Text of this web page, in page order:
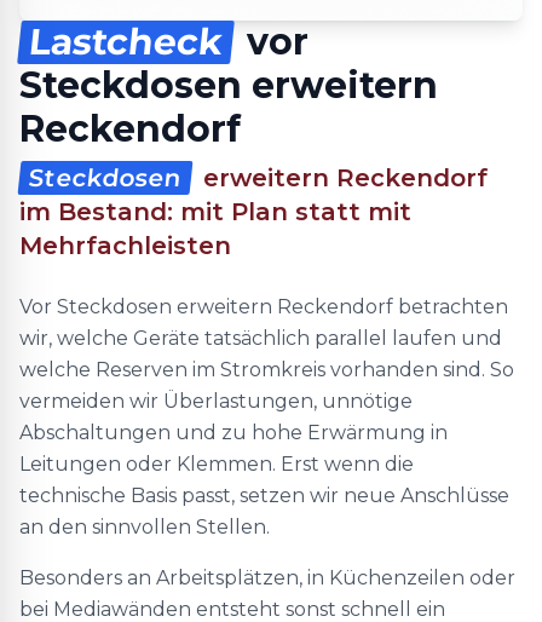
Lastcheck vor
Steckdosen erweitern
Reckendorf
Steckdosen
erweitern Reckendorf
im Bestand: mit Plan statt mit
Mehrfachleisten
Vor Steckdosen erweitern Reckendorf betrachten
wir, welche Geräte tatsächlich parallel laufen und
welche Reserven im Stromkreis vorhanden sind. So
vermeiden wir Überlastungen, unnötige
Abschaltungen und zu hohe Erwärmung in
Leitungen oder Klemmen. Erst wenn die
technische Basis passt, setzen wir neue Anschlüsse
an den sinnvollen Stellen.
Besonders an Arbeitsplätzen, in Küchenzeilen oder
bei Mediawänden entsteht sonst schnell ein